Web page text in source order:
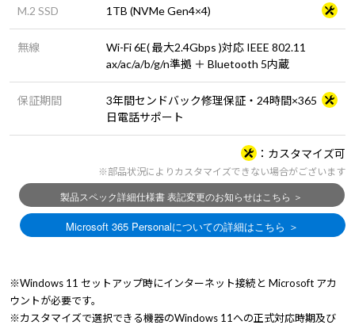
M.2 SSD 1TB (NVMe Gen4×4)
無線
Wi-Fi 6E( 最大2.4Gbps )対応 IEEE 802.11
ax/ac/a/b/g/n準拠 ＋ Bluetooth 5内蔵
保証期間
3年間センドバック修理保証・24時間×365
日電話サポート
カスタマイズ可
※部品状況によりカスタマイズできない場合がございます
※Windows 11 セットアップ時にインターネット接続と Microsoft アカ
ウントが必要です。
※カスタマイズで選択できる機器のWindows 11への正式対応時期及び